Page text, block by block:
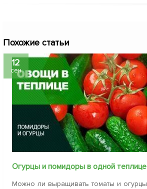
Похожие статьи
12
сен
Огурцы и помидоры в одной теплице
Можно ли выращивать томаты и огурцы